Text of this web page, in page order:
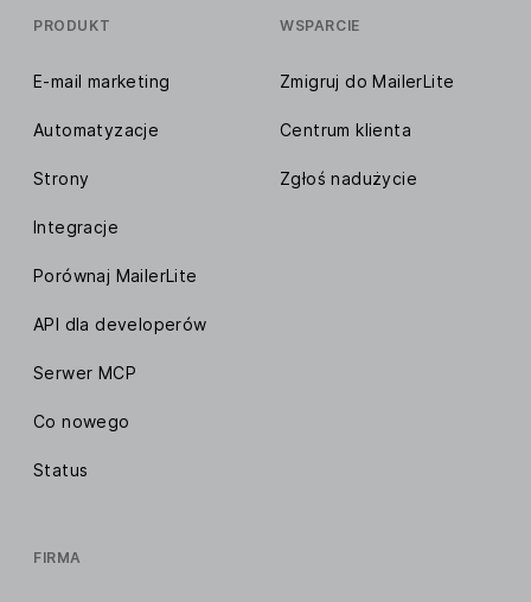
PRODUKT
E-mail marketing
Automatyzacje
Strony
Integracje
Porównaj MailerLite
API dla developerów
Serwer MCP
Co nowego
Status
WSPARCIE
Zmigruj do MailerLite
Centrum klienta
Zgłoś nadużycie
FIRMA